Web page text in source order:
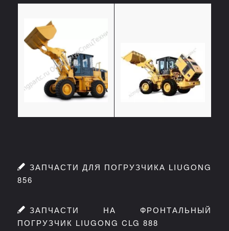
ЗАПЧАСТИ ДЛЯ ПОГРУЗЧИКА LIUGONG
856
ЗАПЧАСТИ НА ФРОНТАЛЬНЫЙ
ПОГРУЗЧИК LIUGONG CLG 888